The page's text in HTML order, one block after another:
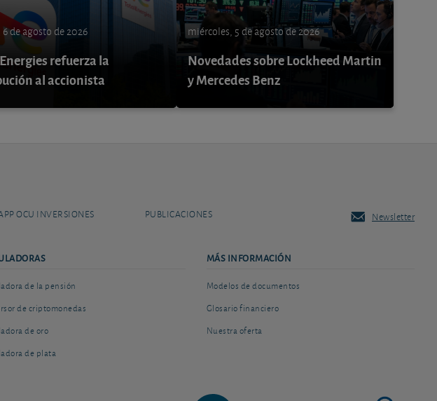
de agosto de 2026
refuerza la
al accionista
miércoles, 5 de agosto de 2026
Novedades sobre Lockheed Martin
y Mercedes Benz
OCU INVERSIONES PUBLICACIONES Newsletter
de la pensión
de criptomonedas
de oro
de plata
MÁS INFORMACIÓN
Modelos de documentos
Glosario financiero
Nuestra oferta